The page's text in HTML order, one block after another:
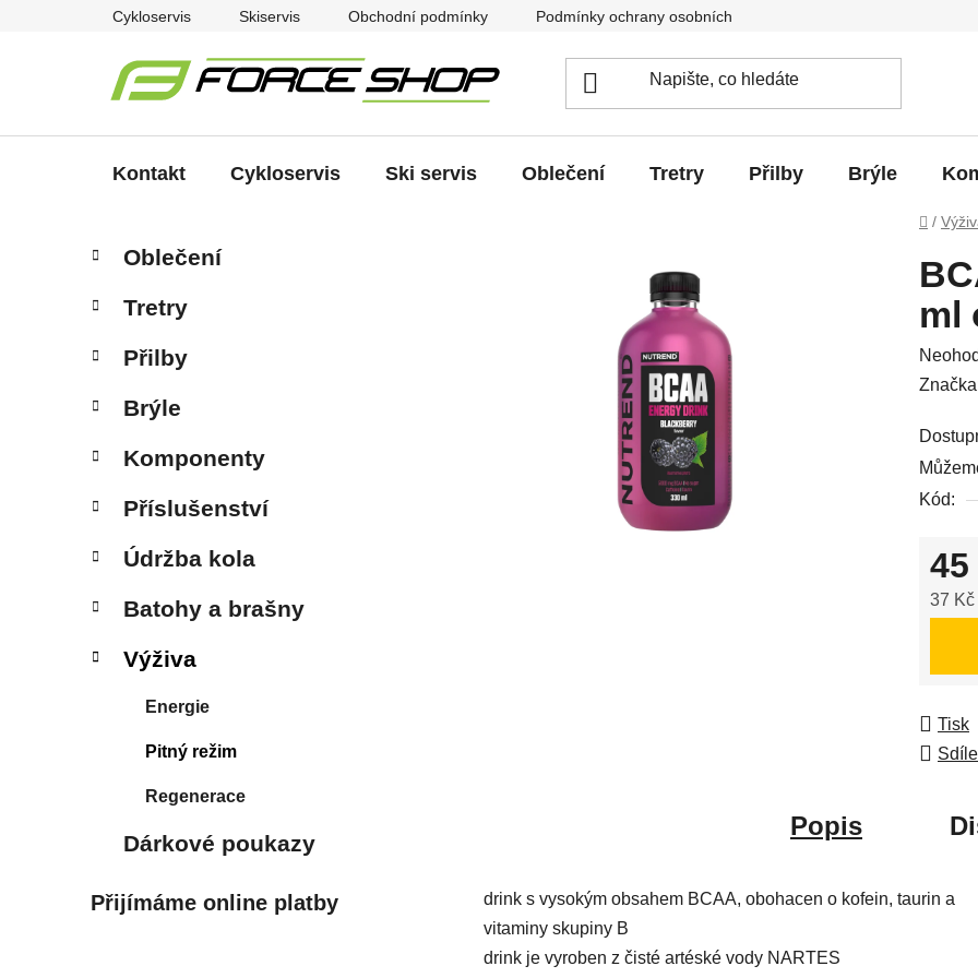
Cykloservis Skiservis Obchodní podmínky Podmínky ochrany osobních údajů
Kontakt Cykloservis Ski servis Oblečení Tretry Přilby Brýle
Domů
/
P
s
r
n
n
í
p
n
l
kategorie
a
e
o
i
Oblečení
Tretry
Přilby
Brýle
Komponenty
Příslušenství
Údržba kola
Batohy a brašny
Výživa
Energie
Pitný režim
Regenerace
Dárkové poukazy
Přijímáme online platby
ml
je
0,0
zKód:
37 Kč
Tisk
Popis
drink s vysokým obsahem BCAA, obohacen o kofein, taurin a
vitaminy skupiny B
drink je vyroben z čisté artéské vody NARTES